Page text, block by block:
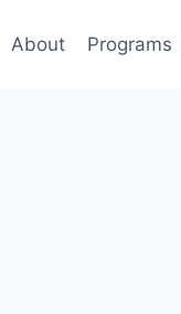
About Programs